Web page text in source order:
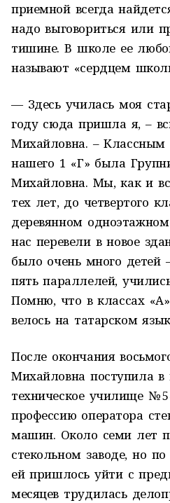
приемной всегда
надо выговориться или
тишине. В школе ее
называют «сердцем
— Здесь училась моя
году сюда пришла я, –
Михайловна. – Классным
нашего 1 «Г» была
Михайловна. Мы, как и
тех лет, до четвертого
деревянном
нас перевели в новое
было очень много детей
пять параллелей,
Помню, что в классах
велось на татарском
После окончания
Михайловна поступила в
техническое училище №
профессию оператора
машин. Около семи лет
стекольном заводе, но
ей пришлось уйти с
месяцев трудилась